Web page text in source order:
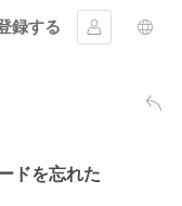
録する
ｻｲﾝｲﾝする言語
戻る
ドを忘れた